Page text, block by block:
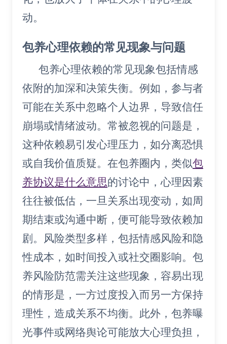
动。
包养心理依赖的常见现象与问题
包养心理依赖的常见现象包括情感
依附的加深和决策失衡。例如，参与者
可能在关系中忽略个人边界，导致信任
崩塌或情绪波动。常被忽视的问题是，
这种依赖易引发心理压力，如分离恐惧
或自我价值质疑。在包养圈内，类似包
养协议是什么意思的讨论中，心理因素
往往被低估，一旦关系出现变动，如周
期结束或沟通中断，便可能导致依赖加
剧。风险类型多样，包括情感风险和隐
性成本，如时间投入或社交圈影响。包
养风险防范需关注这些现象，容易出现
的情形是，一方过度投入而另一方保持
理性，造成关系不均衡。此外，包养曝
光事件或网络舆论可能放大心理负担，